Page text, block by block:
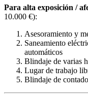
Para alta exposición /
10.000 €):
Asesoramiento y
Saneamiento
automáticos
Blindaje de varias
Lugar de trabajo
Blindaje de